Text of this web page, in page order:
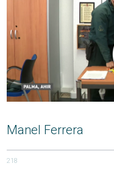
Manel Ferrera
218